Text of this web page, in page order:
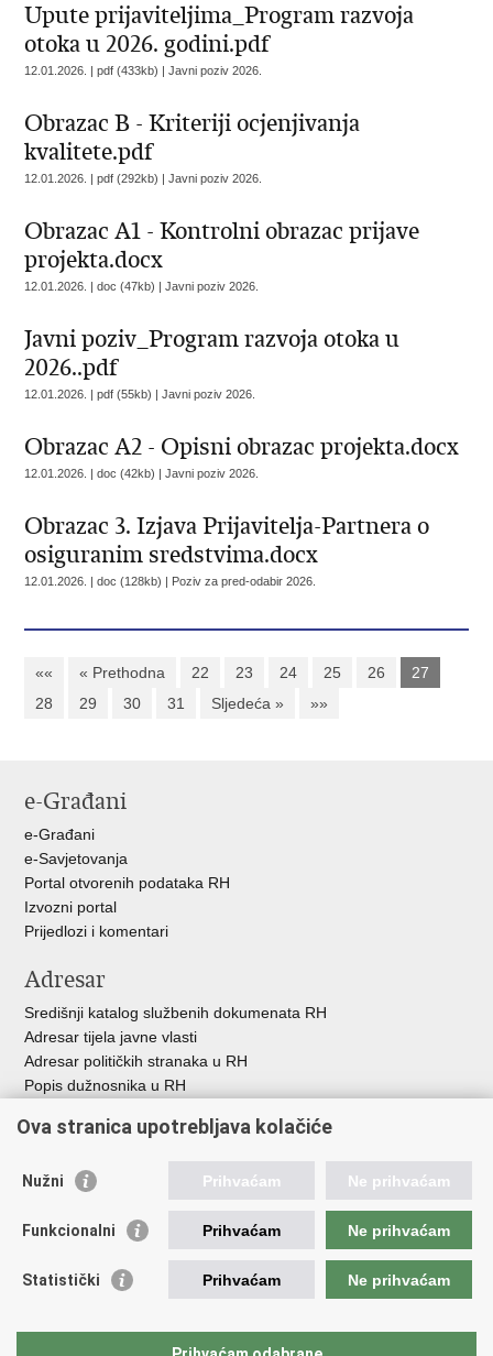
Upute prijaviteljima_Program razvoja
otoka u 2026. godini.pdf
12.01.2026. | pdf (433kb) |Javni poziv 2026.
Obrazac B - Kriteriji ocjenjivanja
kvalitete.pdf
12.01.2026. | pdf (292kb) |Javni poziv 2026.
Obrazac A1 - Kontrolni obrazac prijave
projekta.docx
12.01.2026. | doc (47kb) |Javni poziv 2026.
Javni poziv_Program razvoja otoka u
2026..pdf
12.01.2026. | pdf (55kb) |Javni poziv 2026.
Obrazac A2 - Opisni obrazac projekta.docx
12.01.2026. | doc (42kb) |Javni poziv 2026.
Obrazac 3. Izjava Prijavitelja-Partnera o
osiguranim sredstvima.docx
12.01.2026. | doc (128kb) | Poziv za pred-odabir 2026.
«« « Prethodna 22 23 24 25 26
27
28
29 30 31 Sljedeća » »»
e-Građani
e-Građani
e-Savjetovanja
Portal otvorenih podataka RH
Izvozni portal
Prijedlozi i komentari
Adresar
Središnji katalog službenih dokumenata RH
Adresar tijela javne vlasti
Adresar političkih stranaka u RH
Popis dužnosnika u RH
Pozivi za žurnu pomoć
Važne poveznice
Strukturni i investicijski fondovi
Središnja agencija za financiranje i ugovaranje
Predstavništvo Europske komisije u Hrvatskoj
Europski parlament
Ova stranica upotrebljava kolačiće
Nužni Prihvaćam Ne prihvaćam
Funkcionalni Prihvaćam Ne prihvaćam
Statistički Prihvaćam Ne prihvaćam